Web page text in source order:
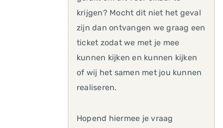
krijgen? Mocht dit niet het geval
zijn dan ontvangen we graag een
ticket zodat we met je mee
kunnen kijken en kunnen kijken
of wij het samen met jou kunnen
realiseren.
Hopend hiermee je vraag